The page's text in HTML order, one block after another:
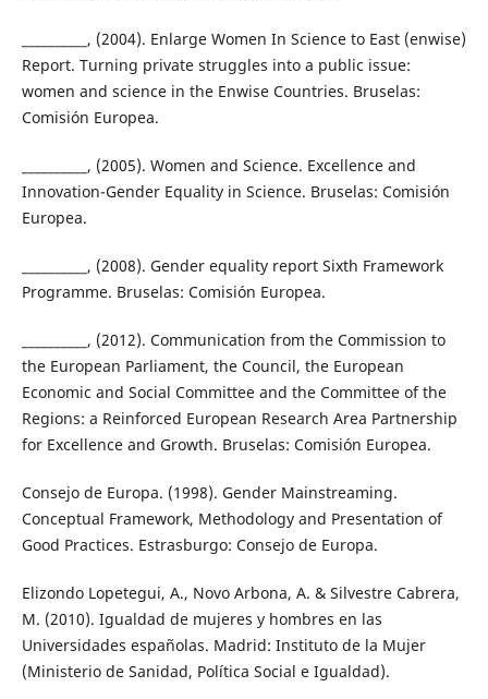
__________, (2004). Enlarge Women In Science to East (enwise)
Report. Turning private struggles into a public issue:
women and science in the Enwise Countries. Bruselas:
Comisión Europea.
__________, (2005). Women and Science. Excellence and
Innovation-Gender Equality in Science. Bruselas: Comisión
Europea.
__________, (2008). Gender equality report Sixth Framework
Programme. Bruselas: Comisión Europea.
__________, (2012). Communication from the Commission to
the European Parliament, the Council, the European
Economic and Social Committee and the Committee of the
Regions: a Reinforced European Research Area Partnership
for Excellence and Growth. Bruselas: Comisión Europea.
Consejo de Europa. (1998). Gender Mainstreaming.
Conceptual Framework, Methodology and Presentation of
Good Practices. Estrasburgo: Consejo de Europa.
Elizondo Lopetegui, A., Novo Arbona, A. & Silvestre Cabrera,
M. (2010). Igualdad de mujeres y hombres en las
Universidades españolas. Madrid: Instituto de la Mujer
(Ministerio de Sanidad, Política Social e Igualdad).